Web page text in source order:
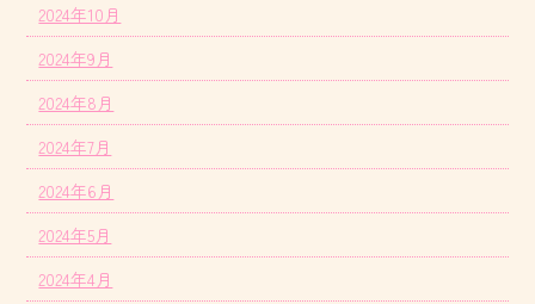
2024年10月
2024年9月
2024年8月
2024年7月
2024年6月
2024年5月
2024年4月